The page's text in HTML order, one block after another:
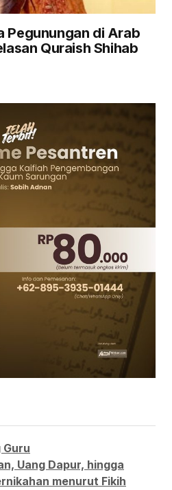
Pegunungan di Arab
Quraish Shihab
Guru
Uang Dapur, hingga
menurut Fikih